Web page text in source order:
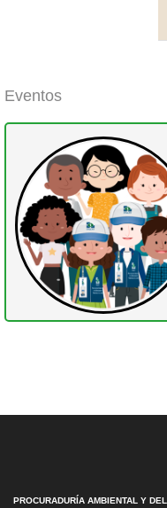
Eventos
PROCURADURÍA AMBIENTAL Y DEL